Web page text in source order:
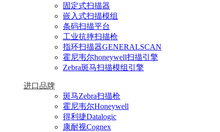
固定式扫描器
嵌入式扫描模组
条码扫描平台
工业抗摔扫描枪
指环扫描器GENERALSCAN
霍尼韦尔honeywell扫描引擎
Zebra斑马扫描模组引擎
进口品牌
斑马Zebra扫描枪
霍尼韦尔Honeywell
得利捷Datalogic
康耐视Cognex